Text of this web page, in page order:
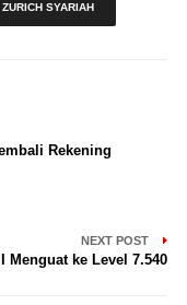
ZURICH SYARIAH
Rekening
NEXT POST
I Menguat ke Level 7.540